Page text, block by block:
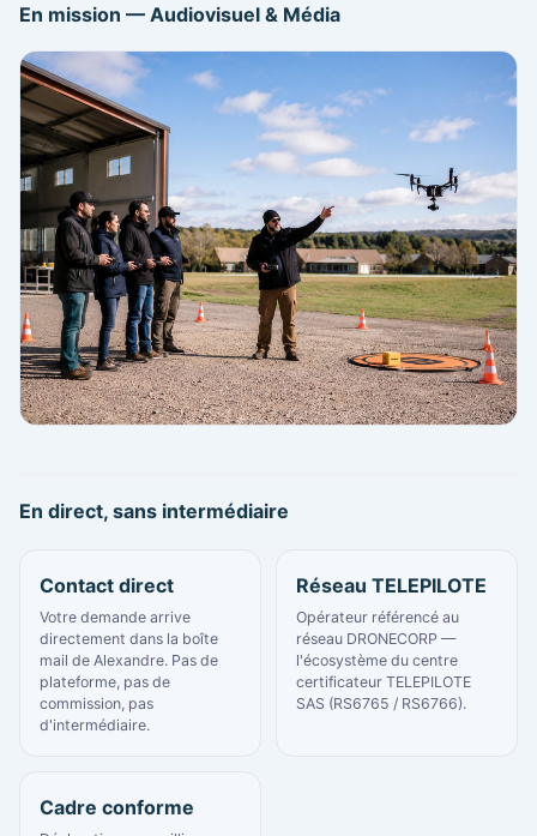
En mission — Audiovisuel & Média
En direct, sans intermédiaire
Contact direct
Votre demande arrive
directement dans la boîte
mail de Alexandre. Pas de
plateforme, pas de
commission, pas
d'intermédiaire.
Réseau TELEPILOTE
Opérateur référencé au
réseau DRONECORP —
l'écosystème du centre
certificateur TELEPILOTE
SAS (RS6765 / RS6766).
Cadre conforme